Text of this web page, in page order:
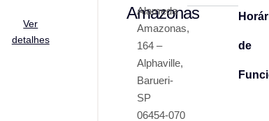
Ver
detalhes
Amazonas
Alameda
Amazonas,
164 –
Alphaville,
Barueri-
SP
06454-070
de